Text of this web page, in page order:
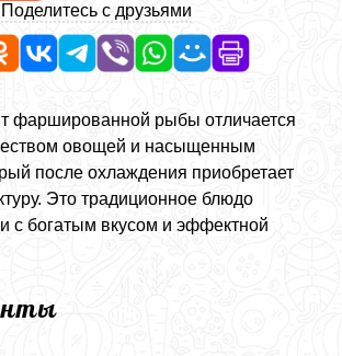
Поделитесь с друзьями
фаршированной рыбы отличается
овощей и насыщенным
после охлаждения приобретает
Это традиционное блюдо
с богатым вкусом и эффектной